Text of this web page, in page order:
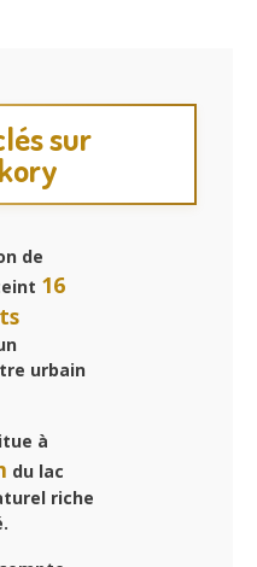
sur
de
16
urbain
à
du lac
riche